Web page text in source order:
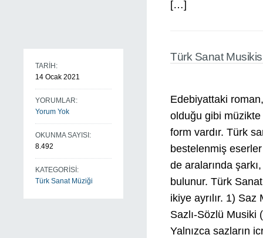
[…]
TARİH:
14 Ocak 2021
YORUMLAR:
Yorum Yok
OKUNMA SAYISI:
8.492
KATEGORİSİ:
Türk Sanat Müziği
Türk Sanat
Edebiyattaki
olduğu gibi
form vardır. Türk
bestelenmiş
de aralarında
bulunur. Türk
ikiye ayrılır. 1)
Sazlı-Sözlü Musiki
Yalnızca sazların